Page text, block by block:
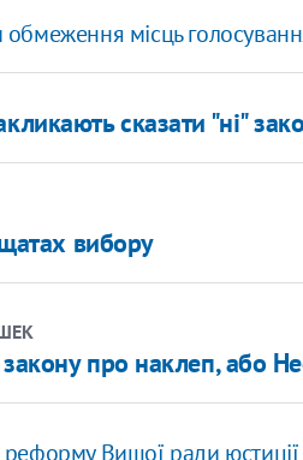
місць
сказати "ні"
вибору
про наклеп, або
реформу Вищої ради юстиції